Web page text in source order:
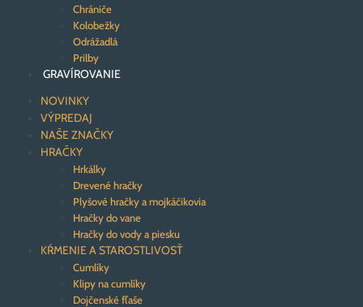
Chrániče
Kolobežky
Odrážadlá
Prilby
GRAVÍROVANIE
NOVINKY
VÝPREDAJ
NAŠE ZNAČKY
HRAČKY
Hrkálky
Drevené hračky
Plyšové hračky a mojkáčikovia
Hračky do vane
Hračky do vody a piesku
KŔMENIE A STAROSTLIVOSŤ
Cumlíky
Klipy na cumlíky
Dojčenské fľaše